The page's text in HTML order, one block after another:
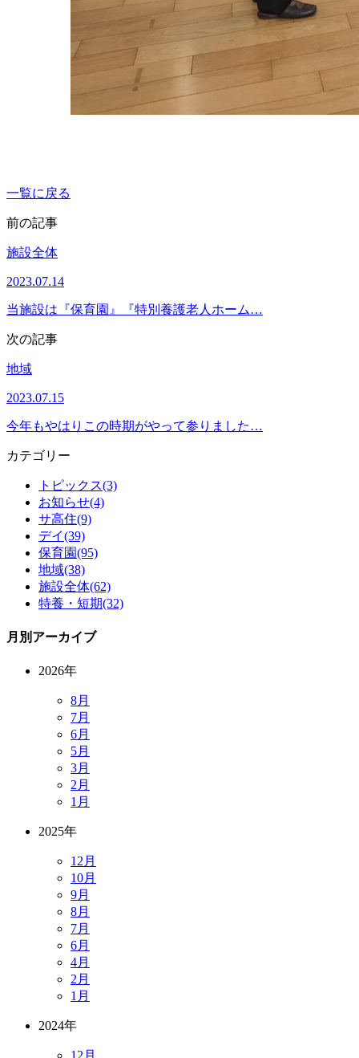
一覧に戻る
前の記事
施設全体
2023.07.14
当施設は『保育園』『特別養護老人ホーム…
次の記事
地域
2023.07.15
今年もやはりこの時期がやって参りました…
カテゴリー
トピックス(3)
お知らせ(4)
サ高住(9)
デイ(39)
保育園(95)
地域(38)
施設全体(62)
特養・短期(32)
月別アーカイブ
2026年
8月
7月
6月
5月
3月
2月
1月
2025年
12月
10月
9月
8月
7月
6月
4月
2月
1月
2024年
12月